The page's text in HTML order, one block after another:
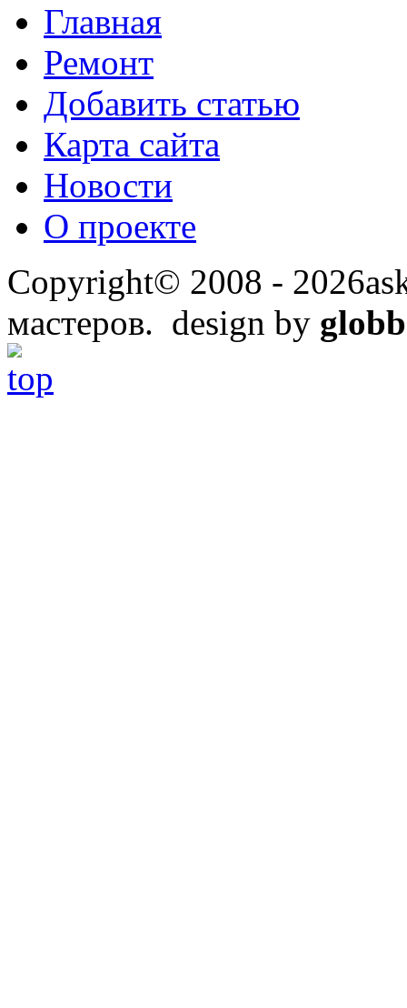
Главная
Ремонт
Добавить статью
Карта сайта
Новости
О проекте
Copyright© 2008 -
мастеров. design by